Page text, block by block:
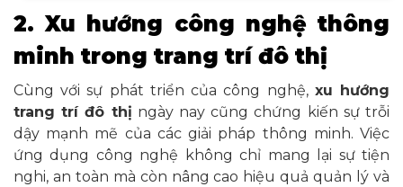
2. Xu hướng công nghệ thông
minh trong trang trí đô thị
Cùng với sự phát triển của công nghệ, xu hướng
trang trí đô thị ngày nay cũng chứng kiến sự trỗi
dậy mạnh mẽ của các giải pháp thông minh. Việc
ứng dụng công nghệ không chỉ mang lại sự tiện
nghi, an toàn mà còn nâng cao hiệu quả quản lý và